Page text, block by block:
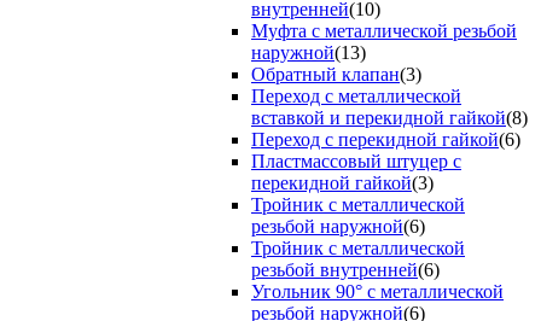
внутренней(10)
Муфта с металлической резьбой
наружной(13)
Обратный клапан(3)
Переход с металлической
вставкой и перекидной гайкой(8)
Переход с перекидной гайкой(6)
Пластмассовый штуцер с
перекидной гайкой(3)
Тройник с металлической
резьбой наружной(6)
Тройник с металлической
резьбой внутренней(6)
Угольник 90° с металлической
резьбой наружной(6)